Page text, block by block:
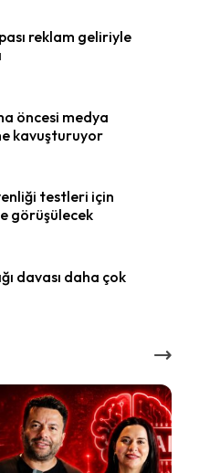
reklam geliriyle
öncesi medya
kavuşturuyor
testleri için
görüşülecek
davası daha çok